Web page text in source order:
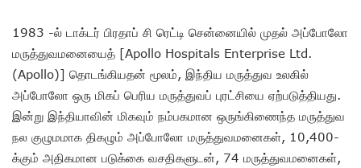
1983 -ல் டாக்டர் பிரதாப் சி ரெட்டி சென்னையில் முதல் அப்போலோ
மருத்துவமனையைத் [Apollo Hospitals Enterprise Ltd.
(Apollo)] தொடங்கியதன் மூலம், இந்திய மருத்துவ உலகில்
அப்போலோ ஒரு மிகப் பெரிய மருத்துவப் புரட்சியை ஏற்படுத்தியது.
இன்று இந்தியாவின் மிகவும் நம்பகமான ஒருங்கிணைந்த மருத்துவ
நல குழுமமாக திகழும் அப்போலோ மருத்துவமனைகள், 10,400-
க்கும் அதிகமான படுக்கை வசதிகளுடன், 74 மருத்துவமனைகள்,